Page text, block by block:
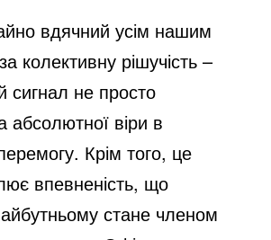
вдячний усім нашим
колективну рішучість –
сигнал не просто
абсолютної віри в
Крім того, це
впевненість, що
стане членом